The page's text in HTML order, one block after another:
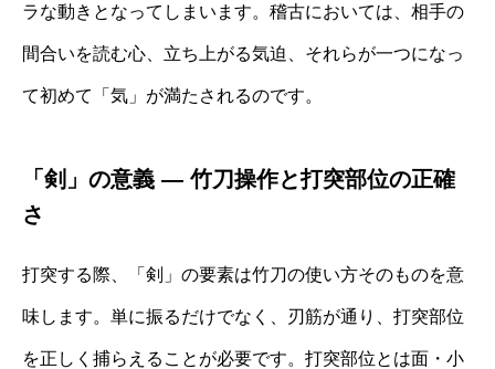
ラな動きとなってしまいます。稽古においては、相手の
間合いを読む心、立ち上がる気迫、それらが一つになっ
て初めて「気」が満たされるのです。
「剣」の意義 ― 竹刀操作と打突部位の正確
さ
打突する際、「剣」の要素は竹刀の使い方そのものを意
味します。単に振るだけでなく、刃筋が通り、打突部位
を正しく捕らえることが必要です。打突部位とは面・小